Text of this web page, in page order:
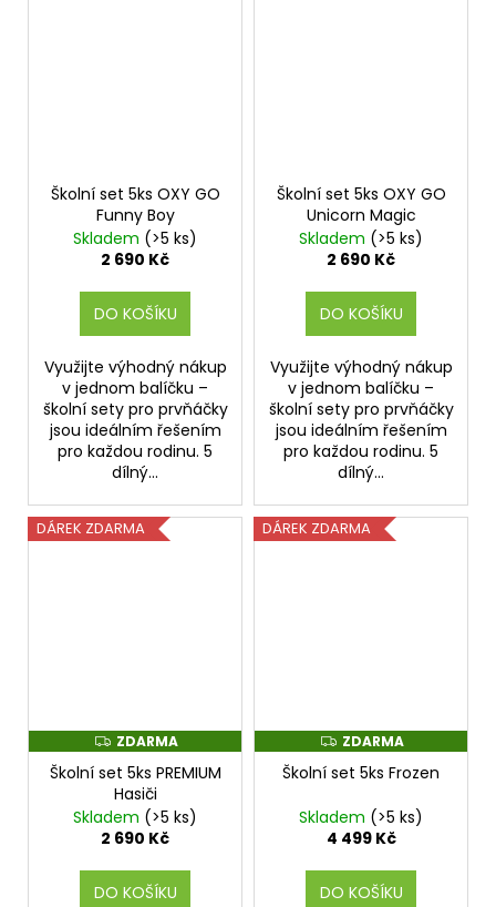
Školní set 5ks OXY GO
Funny Boy
Skladem (>5 ks)
2 690 Kč
DO KOŠÍKU
Využijte výhodný nákup
v jednom balíčku –
školní sety pro prvňáčky
jsou ideálním řešením
pro každou rodinu. 5
dílný...
Školní set 5ks OXY GO
Unicorn Magic
Skladem (>5 ks)
2 690 Kč
DO KOŠÍKU
Využijte výhodný nákup
v jednom balíčku –
školní sety pro prvňáčky
jsou ideálním řešením
pro každou rodinu. 5
dílný...
DÁREK ZDARMA
Z
D
A
R
M
A
ZDARMA
Školní set 5ks PREMIUM
Hasiči
Skladem (>5 ks)
2 690 Kč
DO KOŠÍKU
DÁREK ZDARMA
Z
D
A
A
ZDARMA
Školní set 5ks Frozen
Skladem (>5 ks)
4 499 Kč
DO KOŠÍKU